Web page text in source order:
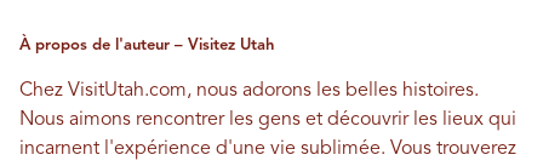
À propos de l'auteur – Visitez Utah
Chez VisitUtah.com, nous adorons les belles histoires.
Nous aimons rencontrer les gens et découvrir les lieux qui
incarnent l'expérience d'une vie sublimée. Vous trouverez